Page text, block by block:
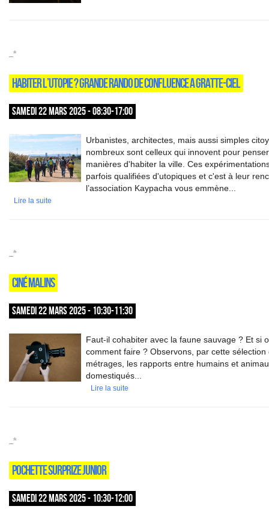
_*
HABITER L’UTOPIE ? GRANDE RANDO DE CONFLUENCE A GRATTE-CIEL
SAMEDI 22 MARS 2025 - 08:30-17:00
Urbanistes, architectes, mais aussi simples
nombreux sont celleux qui innovent pour
manières d'habiter la ville. Ces
parfois qualifiées d'utopiques et c'est à leur
l’association Kaypacha vous emmène...
Lire la suite
_*
CINÉ MALINS
SAMEDI 22 MARS 2025 - 10:30-11:30
Faut-il cohabiter avec la faune sauvage ? Et si
comment faire ? Observons, par cette sélection
métrages, les rapports entre humains et
domestiqués...
Lire la suite
_*
POCHETTE SURPRIZE JUNIOR
SAMEDI 22 MARS 2025 - 10:30-12:00